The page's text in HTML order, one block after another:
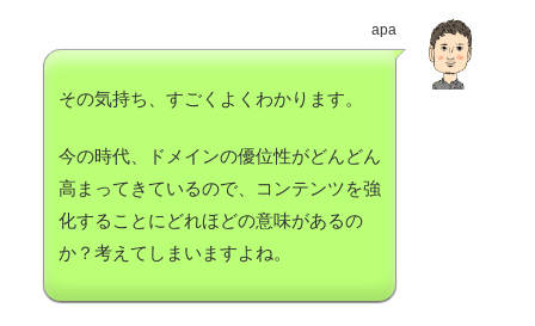
apa
その気持ち、すごくよくわかります。
今の時代、ドメインの優位性がどんどん
高まってきているので、コンテンツを強
化することにどれほどの意味があるの
か？考えてしまいますよね。